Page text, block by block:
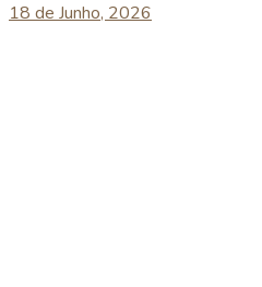
18 de Junho, 2026